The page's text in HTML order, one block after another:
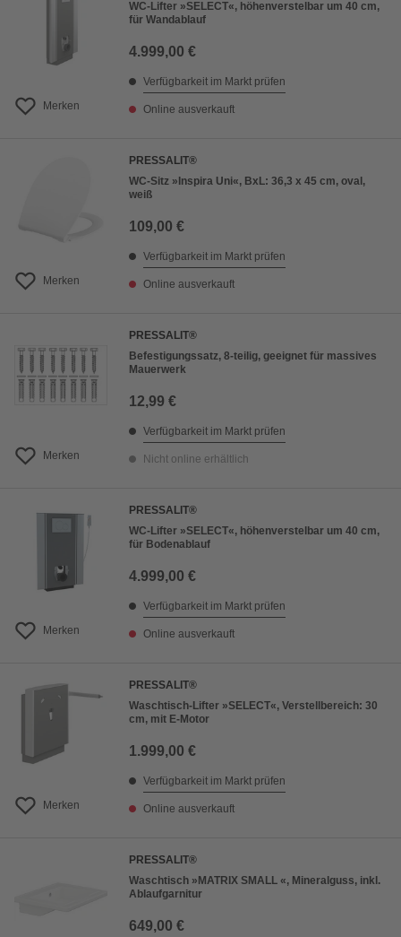
Merken
WC-Lifter »SELECT«, höhenverstelbar um 40 cm,
für Wandablauf
4.999,00 €
Verfügbarkeit im Markt prüfen
Online ausverkauft
Merken
PRESSALIT®
WC-Sitz »Inspira Uni«, BxL: 36,3 x 45 cm, oval,
weiß
109,00 €
Verfügbarkeit im Markt prüfen
Online ausverkauft
Merken
PRESSALIT®
Befestigungssatz, 8-teilig, geeignet für massives
Mauerwerk
12,99 €
Verfügbarkeit im Markt prüfen
Nicht online erhältlich
Merken
PRESSALIT®
WC-Lifter »SELECT«, höhenverstelbar um 40 cm,
für Bodenablauf
4.999,00 €
Verfügbarkeit im Markt prüfen
Online ausverkauft
Merken
PRESSALIT®
Waschtisch-Lifter »SELECT«, Verstellbereich: 30
cm, mit E-Motor
1.999,00 €
Verfügbarkeit im Markt prüfen
Online ausverkauft
PRESSALIT®
Waschtisch »MATRIX SMALL «, Mineralguss, inkl.
Ablaufgarnitur
649,00 €